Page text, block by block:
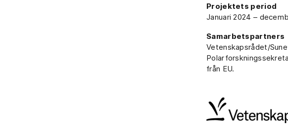
Projektets period
Januari 2024 –
Samarbetspartners
Vetenskapsrådet/
från EU.